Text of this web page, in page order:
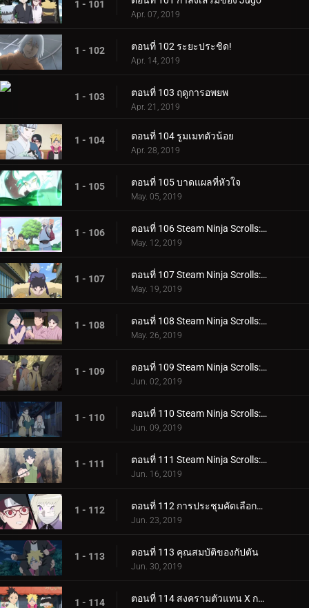
1 - 101
Apr. 07, 2019
1 - 102 ตอนที่ 102 ระยะประชิด!
Apr. 14, 2019
1 - 103 ตอนที่ 103 ฤดูการอพยพ
Apr. 21, 2019
1 - 104 ตอนที่ 104 รูมเมทตัวน้อย
Apr. 28, 2019
1 - 105 ตอนที่ 105 บาดแผลที่หัวใจ
May. 05, 2019
1 - 106 ตอนที่ 106 Steam Ninja Scrolls: ภารกิจระดับ S!
May. 12, 2019
1 - 107 ตอนที่ 107 Steam Ninja Scrolls: สงครามสุนัขและแมว!
May. 19, 2019
1 - 108 ตอนที่ 108 Steam Ninja Scrolls: โรงแรมผีสิง!
May. 26, 2019
1 - 109 ตอนที่ 109 Steam Ninja Scrolls: มันฝรั่งแผ่นทอดและก้อนหินยักษ์!
Jun. 02, 2019
1 - 110 ตอนที่ 110 Steam Ninja Scrolls: น้ำพุร้อนฟื้นคืนชีพ!
Jun. 09, 2019
1 - 111 ตอนที่ 111 Steam Ninja Scrolls: ราชาแห่งมิไร!
Jun. 16, 2019
1 - 112 ตอนที่ 112 การประชุมคัดเลือกจูนิน
Jun. 23, 2019
1 - 113 ตอนที่ 113 คุณสมบัติของกัปตัน
Jun. 30, 2019
1 - 114 ตอนที่ 114 สงครามตัวแทน X การ์ด!